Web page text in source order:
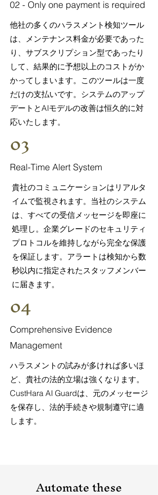
02 - Only one payment is required
他社の多くのハラスメント検知ツール
は、メンテナンス料金が必要であった
り、サブスクリプション型であったり
して、結果的に予想以上のコストがか
かってしまいます。このツールは一度
だけの支払いです。システムのアップ
デートとAIモデルの改善は恒久的に対
応いたします。
03
Real-Time Alert System
貴社のコミュニケーションはリアルタ
イムで監視されます。当社のシステム
は、すべての受信メッセージを即座に
処理し。企業グレードのセキュリティ
プロトコルを維持しながら完全な保護
を保証します。アラートは検知から数
秒以内に指定されたスタッフメンバー
に届きます。
04
Comprehensive Evidence
Management
ハラスメントの試みが多ければ多いほ
ど、貴社の法的立場は強くなります。
CustHara AI Guardは、元のメッセージ
を保存し、法的手続きや規制遵守に適
します。
Automate these